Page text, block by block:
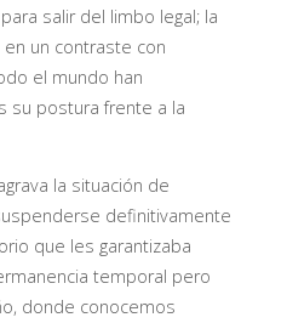
salir del limbo legal; la
un contraste con
el mundo han
su postura frente a la
la situación de
definitivamente
que les garantizaba
temporal pero
donde conocemos